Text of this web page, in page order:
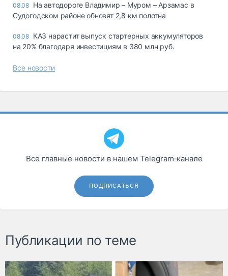
08.08 На автодороге Владимир – Муром – Арзамас в
Судогодском районе обновят 2,8 км полотна
08.08 КАЗ нарастит выпуск стартерных аккумуляторов
на 20% благодаря инвестициям в 380 млн руб.
Все новости
Все главные новости в нашем Telegram‑канале
ПОДПИСАТЬСЯ
Публикации по теме